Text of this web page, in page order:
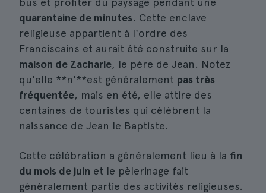
quarantaine de minutes. Cette enclave
religieuse appartient à l'ordre des
Franciscains et aurait été construite sur la
maison de Zacharie, le père de Jean. Notez
qu'elle **n'**est généralement pas très
fréquentée, mais en été, elle attire des
centaines de touristes qui célèbrent la
naissance de Jean le Baptiste.
Cette célébration a généralement lieu à la fin
du mois de juin et le pèlerinage fait
généralement partie des activités religieuses.